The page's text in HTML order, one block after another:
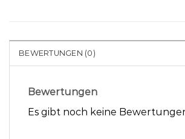
BEWERTUNGEN (0)
Bewertungen
Es gibt noch keine